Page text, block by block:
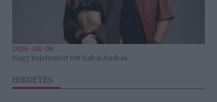
2026-08-09.
Nagy bejelentést tett Kabai András
HIRDETÉS